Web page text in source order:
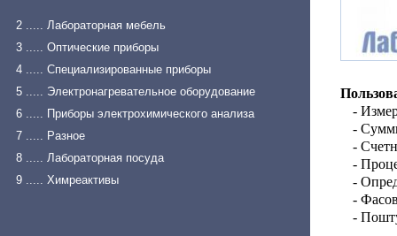
2 ..... Лабораторная мебель
3 ..... Оптические приборы
4 ..... Специализированные приборы
5 ..... Электронагревательное оборудование
6 ..... Приборы электрохимического анализа
7 ..... Разное
8 ..... Лабораторная посуда
9 ..... Химреактивы
-
-
-
-
-
-
-